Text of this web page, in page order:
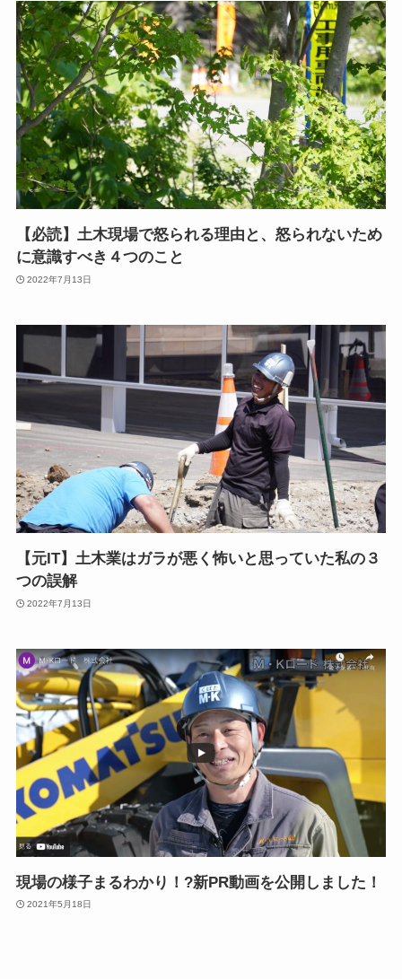
【必読】土木現場で怒られる理由と、怒られないため
に意識すべき４つのこと
2022年7月13日
【元IT】土木業はガラが悪く怖いと思っていた私の３
つの誤解
2022年7月13日
現場の様子まるわかり！?新PR動画を公開しました！
2021年5月18日